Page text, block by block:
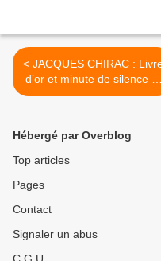
< JACQUES CHIRAC : Livre
d’or et minute de silence le
30 septembre à ORLÉANS
Hébergé par Overblog
Top articles
Pages
Contact
Signaler un abus